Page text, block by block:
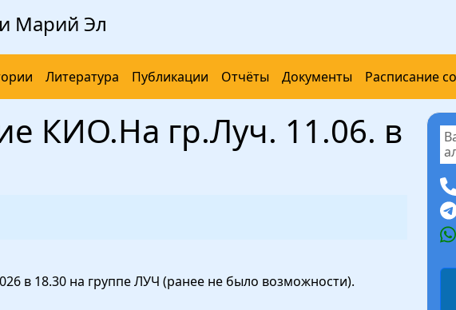
Марий Эл
Литература Публикации Отчёты Документы Расписание
КИО.На гр.Луч. 11.06. в
в 18.30 на группе ЛУЧ (ранее не было возможности).